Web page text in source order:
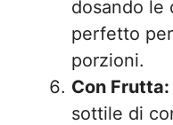
dosando le
perfetto
porzioni.
Con Frutta:
sottile di